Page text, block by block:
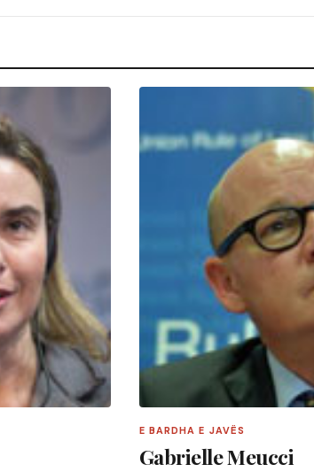
E BARDHA E JAVËS
Gabrielle Meucci